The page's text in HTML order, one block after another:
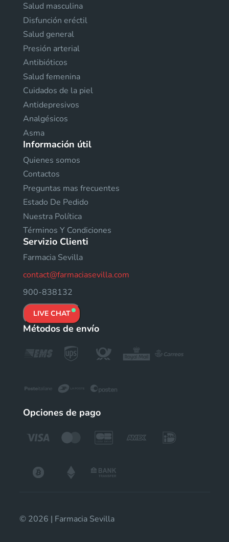
Salud masculina
Disfunción eréctil
Salud general
Presión arterial
Antibióticos
Salud femenina
Cuidados de la piel
Antidepresivos
Analgésicos
Asma
Información útil
Quienes somos
Contactos
Preguntas mas frecuentes
Estado De Pedido
Nuestra Política
Términos Y Condiciones
Servizio Clienti
Farmacia Sevilla
contact@farmaciasevilla.com
900-838132
LIVE CHAT
Métodos de envío
Opciones de pago
© 2026 | Farmacia Sevilla